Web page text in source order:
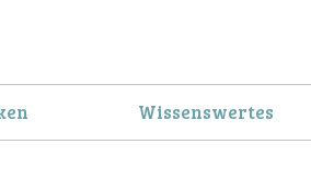
Wissenswertes